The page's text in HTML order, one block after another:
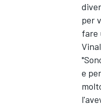
per
fare
e